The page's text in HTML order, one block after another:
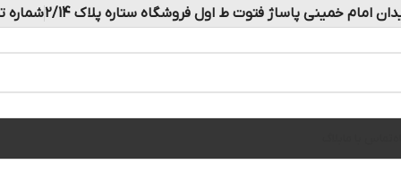
امام خمینی پاساژ فتوت ط اول فروشگاه ستاره پلاک 2/14 شماره